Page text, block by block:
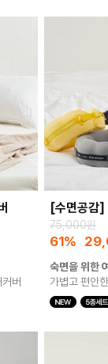
버
[수면공감]
75,000원
61%
숙면을 위한
가볍고 편안